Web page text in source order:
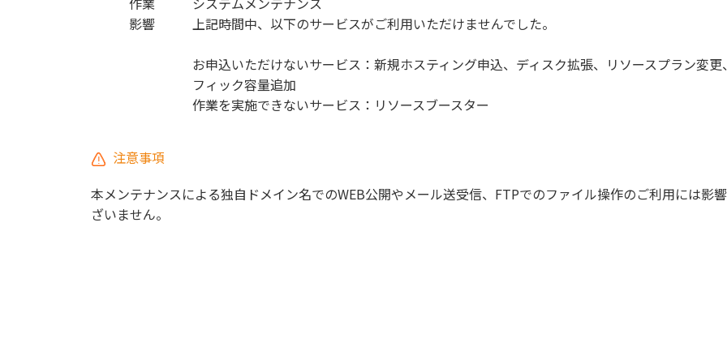
影響
上記時間中、以下のサービスがご利用いただけませんでした。
お申込いただけないサービス：新規ホスティング申込、ディスク拡張、リソースプラン変更
フィック容量追加
作業を実施できないサービス：リソースブースター
注意事項
本メンテナンスによる独自ドメイン名でのWEB公開やメール送受信、FTPでのファイル操作のご利用には影
ざいません。